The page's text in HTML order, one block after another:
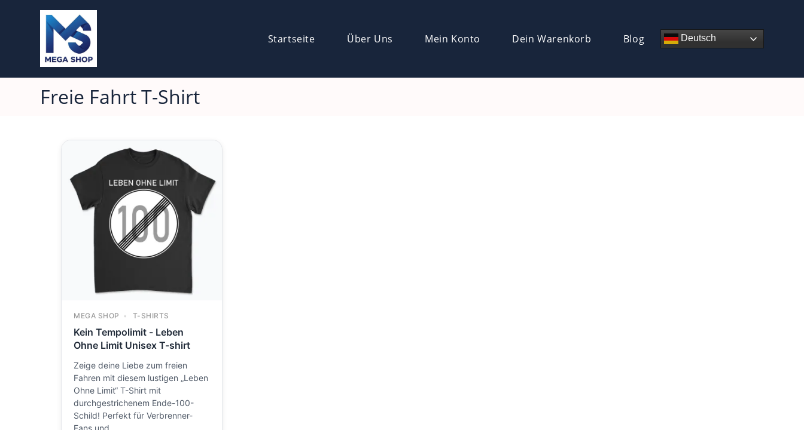
Deutsch
Startseite Über Uns Mein Konto Dein Warenkorb Blog
Freie Fahrt T-Shirt
MEGA SHOP T-SHIRTS
Kein Tempolimit - Leben
Ohne Limit Unisex T-shirt
Zeige deine Liebe zum freien
Fahren mit diesem lustigen „Leben
Ohne Limit“ T-Shirt mit
durchgestrichenem Ende-100-
Schild! Perfekt für Verbrenner-
Fans und…